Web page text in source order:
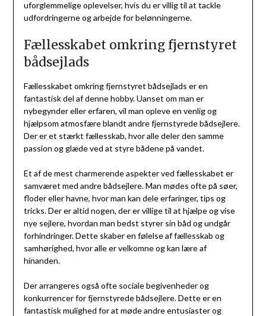
uforglemmelige oplevelser, hvis du er villig til at tackle
udfordringerne og arbejde for belønningerne.
Fællesskabet omkring fjernstyret
bådsejlads
Fællesskabet omkring fjernstyret bådsejlads er en
fantastisk del af denne hobby. Uanset om man er
nybegynder eller erfaren, vil man opleve en venlig og
hjælpsom atmosfære blandt andre fjernstyrede bådsejlere.
Der er et stærkt fællesskab, hvor alle deler den samme
passion og glæde ved at styre bådene på vandet.
Et af de mest charmerende aspekter ved fællesskabet er
samværet med andre bådsejlere. Man mødes ofte på søer,
floder eller havne, hvor man kan dele erfaringer, tips og
tricks. Der er altid nogen, der er villige til at hjælpe og vise
nye sejlere, hvordan man bedst styrer sin båd og undgår
forhindringer. Dette skaber en følelse af fællesskab og
samhørighed, hvor alle er velkomne og kan lære af
hinanden.
Der arrangeres også ofte sociale begivenheder og
konkurrencer for fjernstyrede bådsejlere. Dette er en
fantastisk mulighed for at møde andre entusiaster og